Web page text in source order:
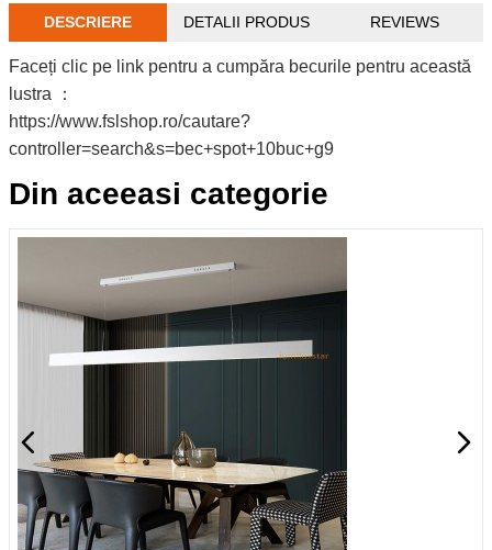
DESCRIERE DETALII PRODUS REVIEWS
Faceți clic pe link pentru a cumpăra becurile pentru această
lustra ：
https://www.fslshop.ro/cautare?
controller=search&s=bec+spot+10buc+g9
Din aceeasi categorie